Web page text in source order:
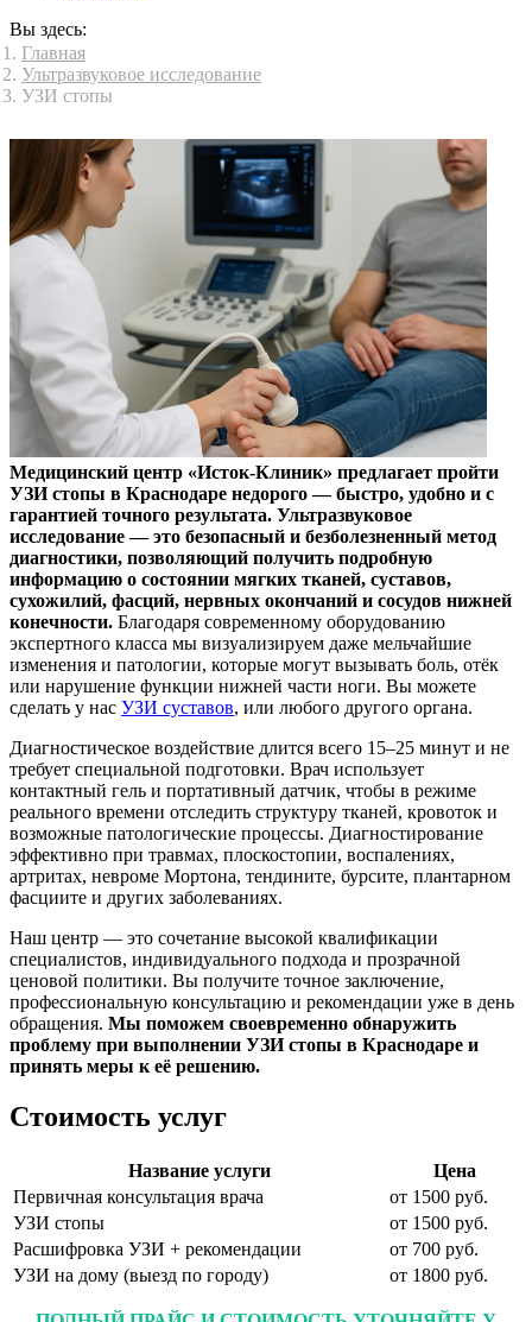
Вы здесь:
Главная
Ультразвуковое исследование
УЗИ стопы
Медицинский центр «Исток-Клиник» предлагает пройти
УЗИ стопы в Краснодаре недорого — быстро, удобно и с
гарантией точного результата. Ультразвуковое
исследование — это безопасный и безболезненный метод
диагностики, позволяющий получить подробную
информацию о состоянии мягких тканей, суставов,
сухожилий, фасций, нервных окончаний и сосудов нижней
конечности. Благодаря современному оборудованию
экспертного класса мы визуализируем даже мельчайшие
изменения и патологии, которые могут вызывать боль, отёк
или нарушение функции нижней части ноги. Вы можете
сделать у нас УЗИ суставов, или любого другого органа.
Диагностическое воздействие длится всего 15–25 минут и не
требует специальной подготовки. Врач использует
контактный гель и портативный датчик, чтобы в режиме
реального времени отследить структуру тканей, кровоток и
возможные патологические процессы. Диагностирование
эффективно при травмах, плоскостопии, воспалениях,
артритах, невроме Мортона, тендините, бурсите, плантарном
фасциите и других заболеваниях.
Наш центр — это сочетание высокой квалификации
специалистов, индивидуального подхода и прозрачной
ценовой политики. Вы получите точное заключение,
профессиональную консультацию и рекомендации уже в день
обращения. Мы поможем своевременно обнаружить
проблему при выполнении УЗИ стопы в Краснодаре и
принять меры к её решению.
Стоимость услуг
Название услуги
Цена
Первичная консультация врача
от 1500 руб.
УЗИ стопы
от 1500 руб.
Расшифровка УЗИ + рекомендации
от 700 руб.
УЗИ на дому (выезд по городу)
от 1800 руб.